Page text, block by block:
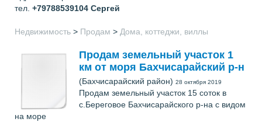
тел. +79788539104 Сергей
Недвижимость > Продам > Дома, коттеджи, виллы
Продам земельный участок 1
км от моря Бахчисарайский р-н
(Бахчисарайский район) 28 октября 2019
Продам земельный участок 15 соток в
с.Береговое Бахчисарайского р-на с видом
на море